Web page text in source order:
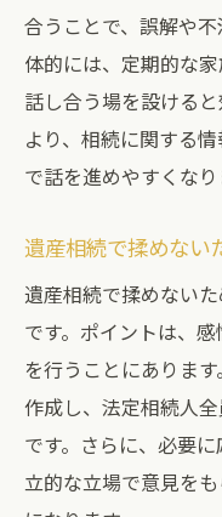
合うことで、誤解や
体的には、定期的な
話し合う場を設ける
より、相続に関する
で話を進めやすくなり
遺産相続で揉めない
遺産相続で揉めない
です。ポイントは、
を行うことにありま
作成し、法定相続人
です。さらに、必要
立的な立場で意見を